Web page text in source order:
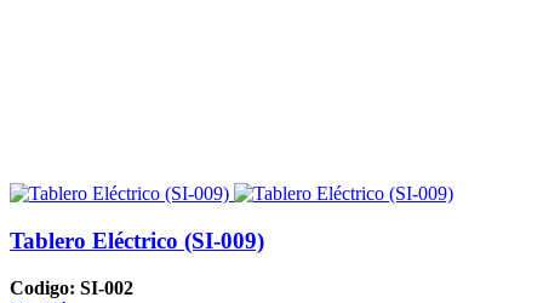
Tablero Eléctrico (SI-009)
Codigo: SI-002